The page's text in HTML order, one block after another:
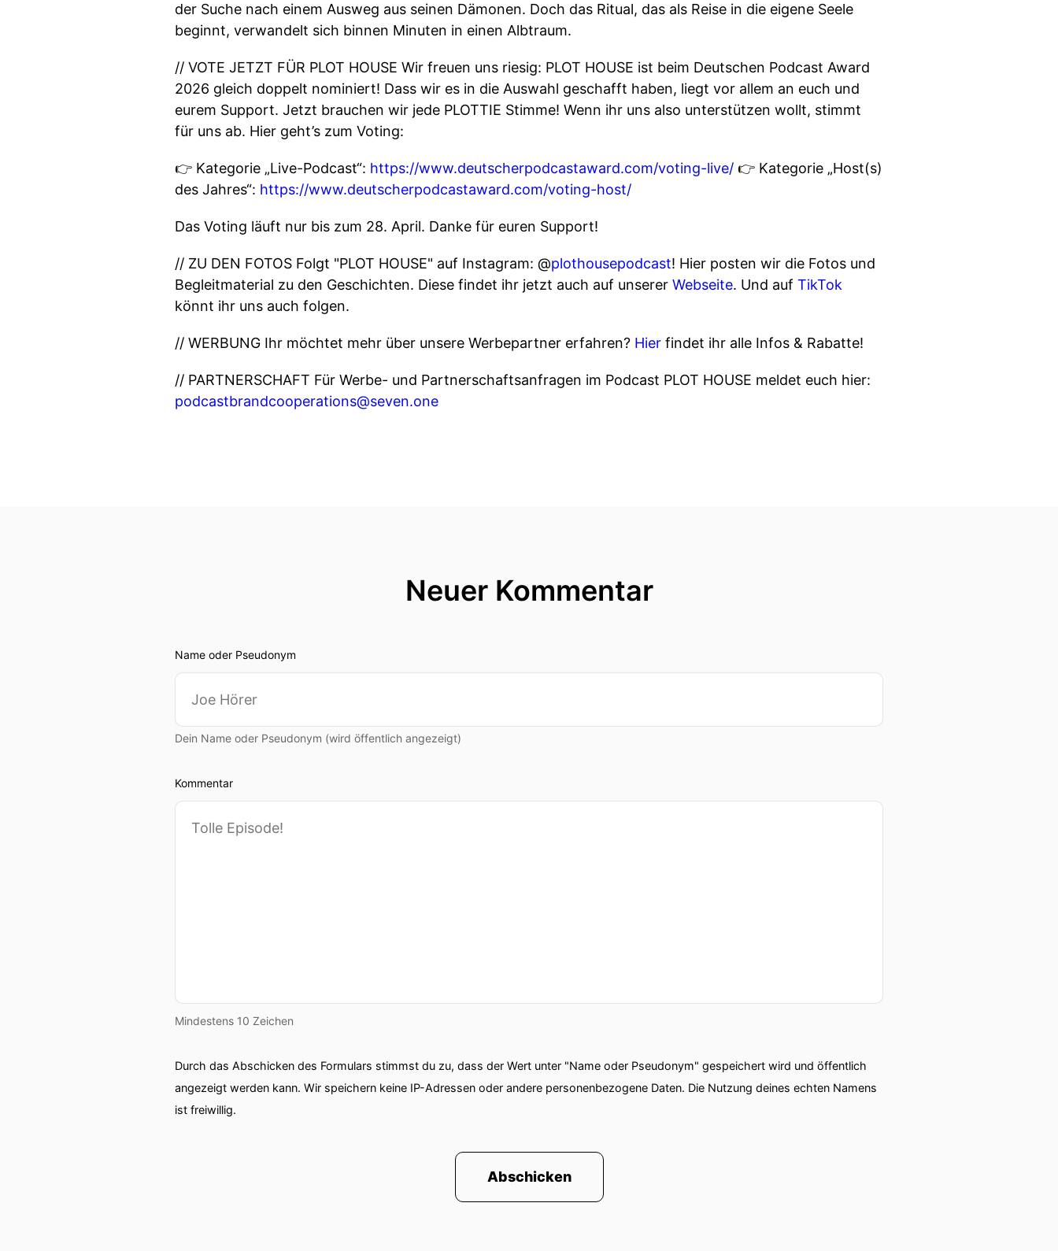
der Suche nach einem Ausweg aus seinen Dämonen. Doch das Ritual, das als Reise in die eigene Seele
beginnt, verwandelt sich binnen Minuten in einen Albtraum.
// VOTE JETZT FÜR PLOT HOUSE Wir freuen uns riesig: PLOT HOUSE ist beim Deutschen Podcast Award
2026 gleich doppelt nominiert! Dass wir es in die Auswahl geschafft haben, liegt vor allem an euch und
eurem Support. Jetzt brauchen wir jede PLOTTIE Stimme! Wenn ihr uns also unterstützen wollt, stimmt
für uns ab. Hier geht’s zum Voting:
👉 Kategorie „Live-Podcast“: https://www.deutscherpodcastaward.com/voting-live/ 👉 Kategorie „Host(s)
des Jahres“: https://www.deutscherpodcastaward.com/voting-host/
Das Voting läuft nur bis zum 28. April. Danke für euren Support!
// ZU DEN FOTOS Folgt "PLOT HOUSE" auf Instagram: @plothousepodcast! Hier posten wir die Fotos und
Begleitmaterial zu den Geschichten. Diese findet ihr jetzt auch auf unserer Webseite. Und auf TikTok
könnt ihr uns auch folgen.
// WERBUNG Ihr möchtet mehr über unsere Werbepartner erfahren? Hier findet ihr alle Infos & Rabatte!
// PARTNERSCHAFT Für Werbe- und Partnerschaftsanfragen im Podcast PLOT HOUSE meldet euch hier:
podcastbrandcooperations@seven.one
Neuer Kommentar
Name oder Pseudonym
Dein Name oder Pseudonym (wird öffentlich angezeigt)
Kommentar
Mindestens 10 Zeichen
Durch das Abschicken des Formulars stimmst du zu, dass der Wert unter "Name oder Pseudonym" gespeichert wird und öffentlich
angezeigt werden kann. Wir speichern keine IP-Adressen oder andere personenbezogene Daten. Die Nutzung deines echten Namens
ist freiwillig.
Abschicken